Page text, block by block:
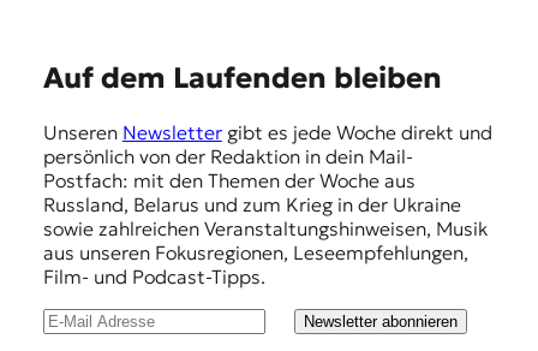
Auf dem Laufenden bleiben
Unseren Newslettergibt es jede Woche direkt und
persönlich von der Redaktion in dein Mail-
Postfach: mit den Themen der Woche aus
Russland, Belarus und zum Krieg in der Ukraine
sowie zahlreichen Veranstaltungshinweisen, Musik
aus unseren Fokusregionen, Leseempfehlungen,
Film- und Podcast-Tipps.
Newsletter abonnieren